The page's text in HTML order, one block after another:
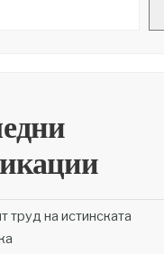
труд на истинската